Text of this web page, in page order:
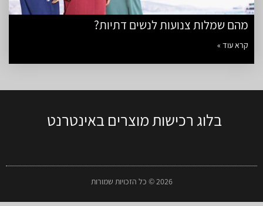
מהם שמלות צנועות לנשים דתיות?
קרא עוד »
בלוג רכישות מוצרים באינטרנט
2026 © כל הזכויות שמורות